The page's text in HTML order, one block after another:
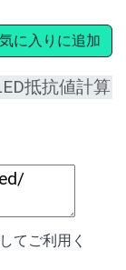
に入りに追加
抵抗値計算
てご利用く